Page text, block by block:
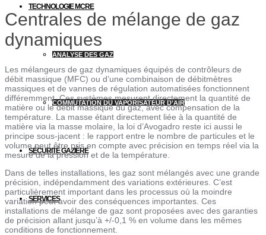
TECHNOLOGIE MCRE
ANALYSE DES GAZ
COMMUTATION DU VAPORISATEUR D’AIR
SÉCURITÉ GAZIÈRE
SERVICES
Centrales de mélange de gaz
dynamiques
Les mélangeurs de gaz dynamiques équipés de contrôleurs de
débit massique (MFC) ou d’une combinaison de débitmètres
massiques et de vannes de régulation automatisées fonctionnent
différemment. Ces systèmes mesurent directement la quantité de
matière ou le débit massique du gaz, avec compensation de la
température. La masse étant directement liée à la quantité de
matière via la masse molaire, la loi d’Avogadro reste ici aussi le
principe sous-jacent : le rapport entre le nombre de particules et le
volume peut être pris en compte avec précision en temps réel via la
mesure de la pression et de la température.
Dans de telles installations, les gaz sont mélangés avec une grande
précision, indépendamment des variations extérieures. C’est
particulièrement important dans les processus où la moindre
variation peut avoir des conséquences importantes. Ces
installations de mélange de gaz sont proposées avec des garanties
de précision allant jusqu’à +/-0,1 % en volume dans les mêmes
conditions de fonctionnement.